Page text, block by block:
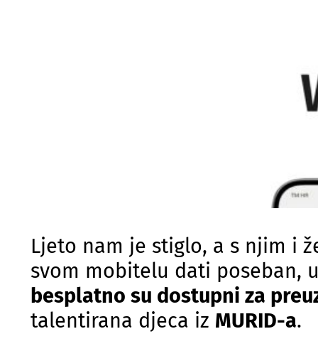
Ljeto nam je stiglo, a s njim i
svom mobitelu dati poseban,
besplatno su dostupni za
talentirana djeca iz MURID-a.